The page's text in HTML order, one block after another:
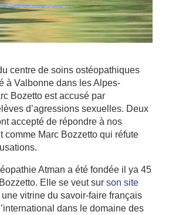
centre de soins ostéopathiques
à Valbonne dans les Alpes-
Bozetto est accusé par
d’agressions sexuelles. Deux
accepté de répondre à nos
comme Marc Bozzetto qui réfute
Atman a été fondée il ya 45
Elle se veut sur son site
une vitrine du savoir-faire français
dans le domaine des